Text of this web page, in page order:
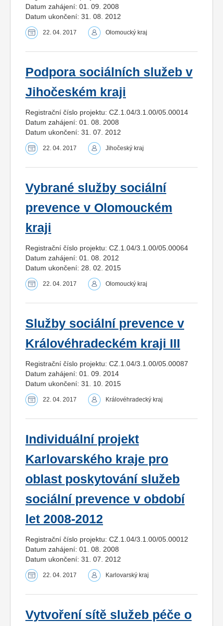
Datum zahájení: 01. 09. 2008
Datum ukončení: 31. 08. 2012
22. 04. 2017 Olomoucký kraj
Podpora sociálních služeb v
Jihočeském kraji
Registrační číslo projektu: CZ.1.04/3.1.00/05.00014
Datum zahájení: 01. 08. 2008
Datum ukončení: 31. 07. 2012
22. 04. 2017 Jihočeský kraj
Vybrané služby sociální
prevence v Olomouckém
kraji
Registrační číslo projektu: CZ.1.04/3.1.00/05.00064
Datum zahájení: 01. 08. 2012
Datum ukončení: 28. 02. 2015
22. 04. 2017 Olomoucký kraj
Služby sociální prevence v
Královéhradeckém kraji III
Registrační číslo projektu: CZ.1.04/3.1.00/05.00087
Datum zahájení: 01. 09. 2014
Datum ukončení: 31. 10. 2015
22. 04. 2017 Královéhradecký kraj
Individuální projekt
Karlovarského kraje pro
oblast poskytování služeb
sociální prevence v období
let 2008-2012
Registrační číslo projektu: CZ.1.04/3.1.00/05.00012
Datum zahájení: 01. 08. 2008
Datum ukončení: 31. 07. 2012
22. 04. 2017 Karlovarský kraj
Vytvoření sítě služeb péče o